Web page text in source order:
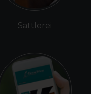
Sattlerei